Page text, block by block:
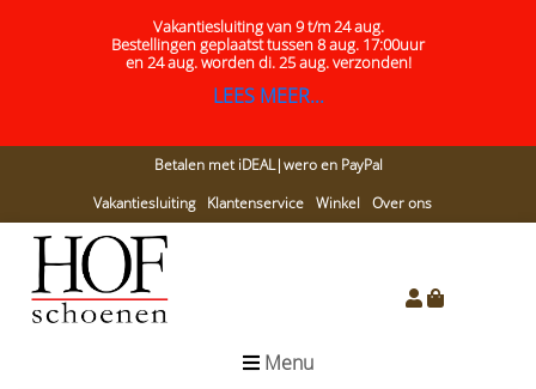
Vakantiesluiting van 9 t/m 24 aug.
Bestellingen geplaatst tussen 8 aug. 17:00uur
en 24 aug.worden di. 25 aug. verzonden!
LEES MEER...
Betalen met iDEAL|wero en PayPal
Vakantiesluiting
Klantenservice Winkel Over ons
Menu